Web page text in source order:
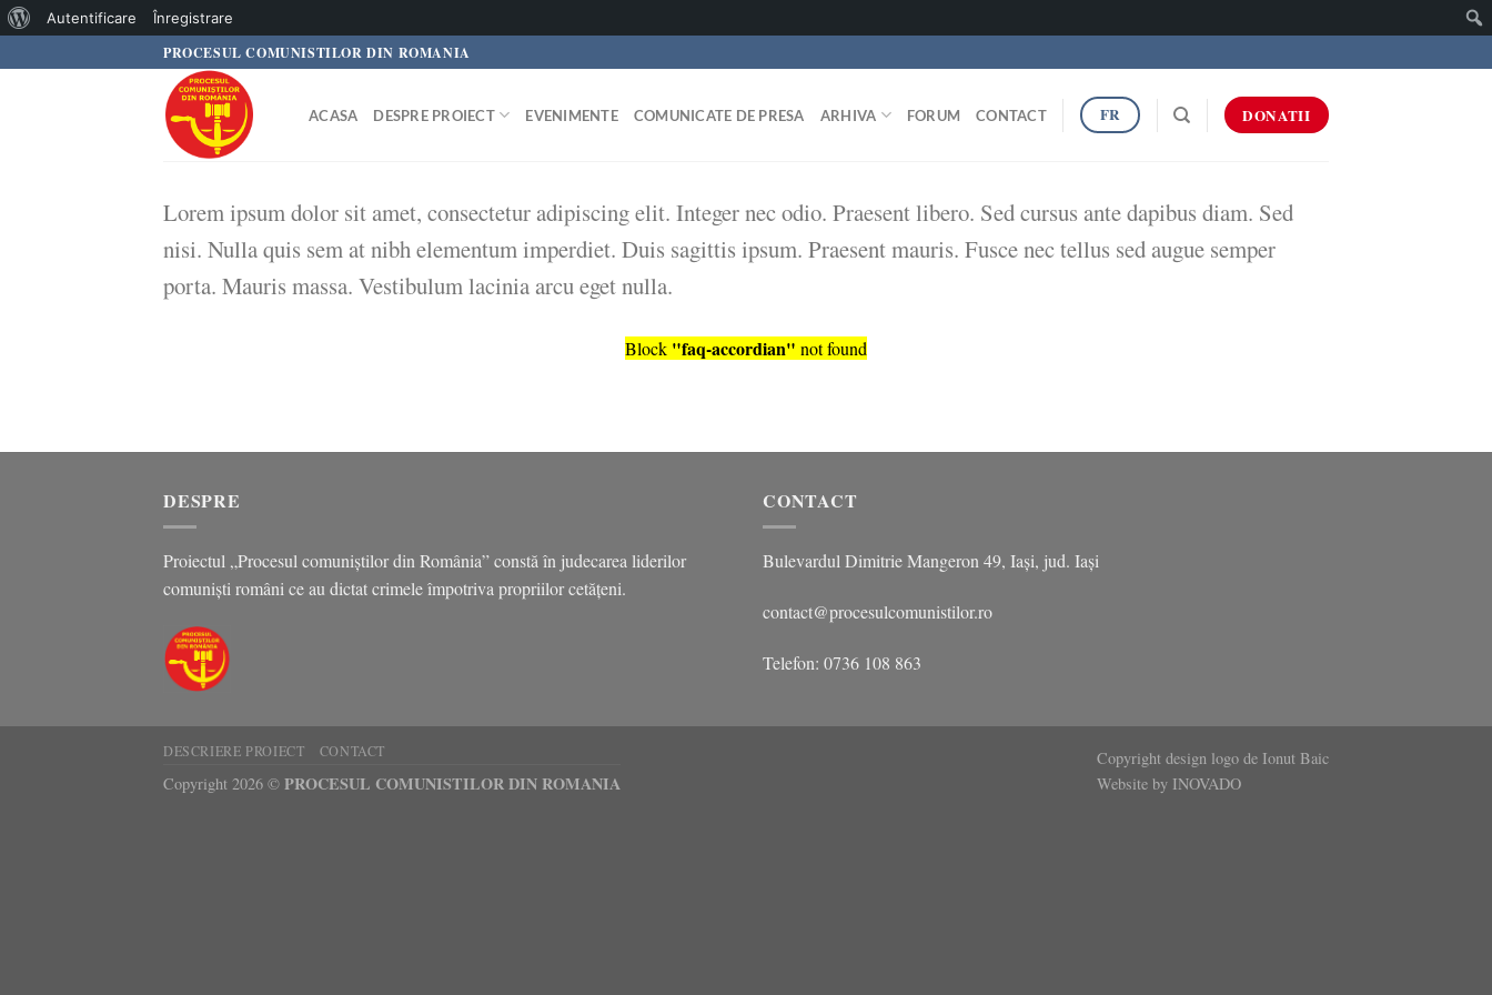
Despre
Autentificare
Înregistrare
to
PROCESUL COMUNISTILOR DIN ROMANIA
ACASA DESPRE PROIECT EVENIMENTE COMUNICATE DE PRESA ARHIVA FORUM CONTACT FR DONATII
Lorem ipsum dolor sit amet, consectetur adipiscing elit. Integer nec odio. Praesent libero. Sed cursus ante dapibus diam. Sed
nisi. Nulla quis sem at nibh elementum imperdiet. Duis sagittis ipsum. Praesent mauris. Fusce nec tellus sed augue semper
porta. Mauris massa. Vestibulum lacinia arcu eget nulla.
Block "faq-accordian" not found
DESPRE
Proiectul „Procesul comuniștilor din România” constă în judecarea liderilor
comuniști români ce au dictat crimele împotriva propriilor cetățeni.
CONTACT
Bulevardul Dimitrie Mangeron 49, Iași, jud. Iași
contact@procesulcomunistilor.ro
Telefon: 0736 108 863
Copyright design logo de Ionut Baic
Website by INOVADO
DESCRIERE PROIECT CONTACT
Copyright 2026 © PROCESUL COMUNISTILOR DIN ROMANIA